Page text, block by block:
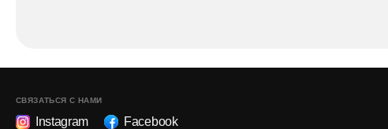
СВЯЗАТЬСЯ С НАМИ
Instagram Facebook